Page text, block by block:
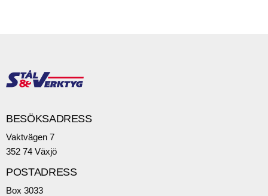
BESÖKSADRESS
Vaktvägen 7
352 74 Växjö
POSTADRESS
Box 3033